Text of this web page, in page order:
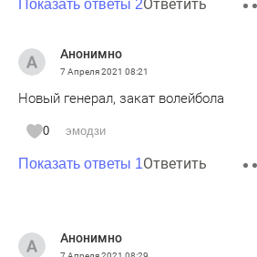
Показать ответы 2Ответить
Анонимно
7 Апреля 2021 08:21
Новый генерал, закат волейбола
0 эмодзи
Показать ответы 1Ответить
Анонимно